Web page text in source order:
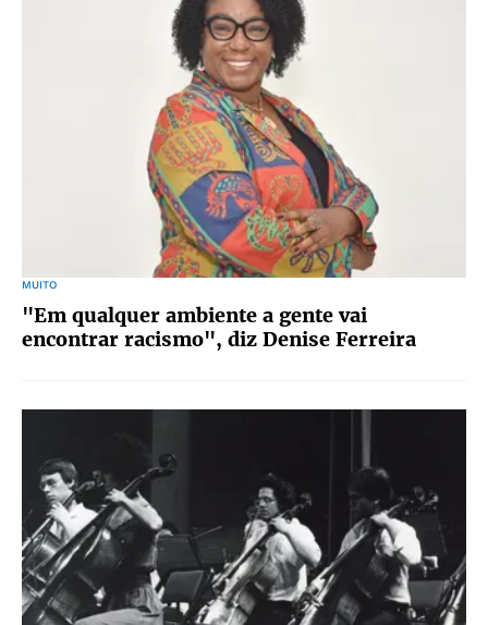
MUITO
"Em qualquer ambiente a gente vai
encontrar racismo", diz Denise Ferreira